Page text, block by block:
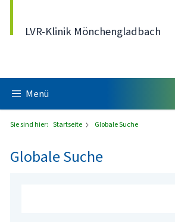
LVR-Klinik Mönchengladbach
Menü
Sie sind hier: Startseite Globale Suche
Globale Suche